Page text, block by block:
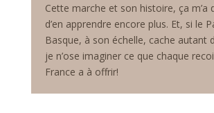
Cette marche et son histoire, ça m’a
d’en apprendre encore plus. Et, si le
Basque, à son échelle, cache autant
je n’ose imaginer ce que chaque
France a à offrir!